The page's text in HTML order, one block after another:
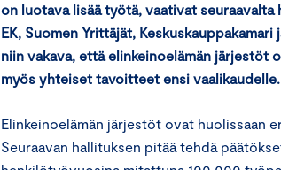
on luotava lisää työtä, vaativat
EK, Suomen Yrittäjät,
niin vakava, että elinkeinoelämän järjestöt
myös yhteiset tavoitteet ensi vaalikaudelle.
Elinkeinoelämän järjestöt ovat huolissaan
Seuraavan hallituksen pitää tehdä